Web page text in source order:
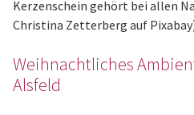
Kerzenschein gehört bei allen
Christina Zetterberg auf
Weihnachtliches
Alsfeld